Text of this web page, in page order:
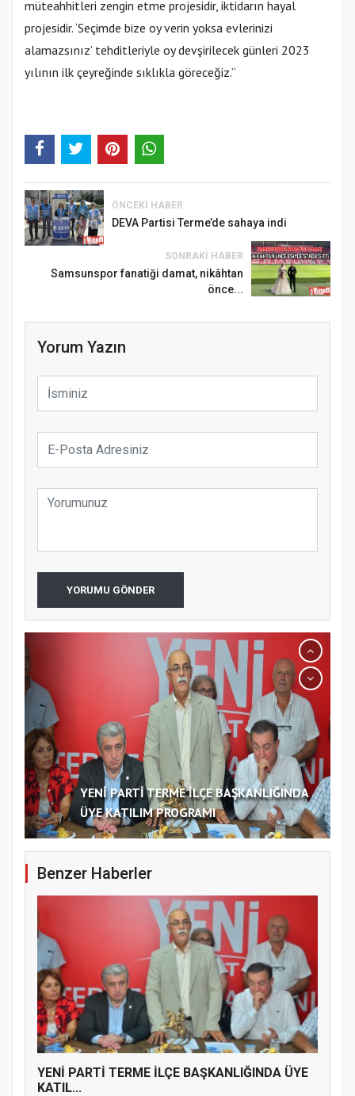
müteahhitleri zengin etme projesidir, iktidarın hayal
projesidir. ‘Seçimde bize oy verin yoksa evlerinizi
alamazsınız’ tehditleriyle oy devşirilecek günleri 2023
yılının ilk çeyreğinde sıklıkla göreceğiz.”
ÖNCEKI HABER
DEVA Partisi Terme’de sahaya indi
SONRAKI HABER
Samsunspor fanatiği damat, nikâhtan
önce...
Yorum Yazın
YORUMU GÖNDER
YENİ PARTİ TERME İLÇE BAŞKANLIĞINDA
ÜYE KATILIM PROGRAMI
Benzer Haberler
YENİ PARTİ TERME İLÇE BAŞKANLIĞINDA ÜYE
KATIL...